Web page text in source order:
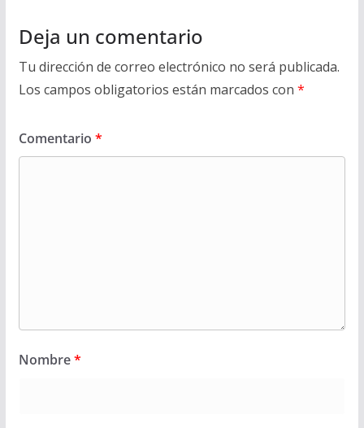
Deja un comentario
Tu dirección de correo electrónico no será publicada.
Los campos obligatorios están marcados con *
Comentario *
Nombre*